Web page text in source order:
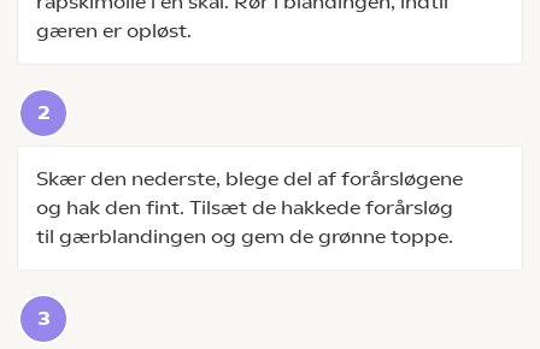
gæren er opløst.
Skær den nederste, blege del af forårsløgene
og hak den fint. Tilsæt de hakkede forårsløg
til gærblandingen og gem de grønne toppe.